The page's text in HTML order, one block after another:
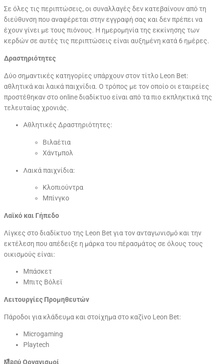
Σε όλες τις περιπτώσεις, οι συναλλαγές δεν κατεβαίνουν από τη
διεύθυνση που αναφέρεται στην εγγραφή σας και δεν πρέπει να
έχουν γίνει με τους πιόνους. Η ημερομηνία της εκκίνησης των
κερδών σε αυτές τις περιπτώσεις είναι αυξημένη κατά 6 ημέρες.
Δραστηριότητες
Δύο σημαντικές κατηγορίες υπάρχουν στον τίτλο Leon Bet:
αθλητικά και λαικά παιχνίδια. Ο τρόπος με τον οποίο οι εταιρείες
προστέθηκαν στο online διαδίκτυο είναι από τα πιο εκπληκτικά της
τελευταίας χρονιάς.
Αθλητικές Δραστηριότητες:
Βιλαέτια
Χάντμπολ
Λαικά παιχνίδια:
Κλοπιούντρα
Μπίνγκο
Λαϊκό και Γήπεδο
Λίγκες στο διαδίκτυο της Leon Bet για τον ανταγωνισμό και την
εκτέλεση που απέδειξε η μάρκα του πέρασμάτος σε όλους τους
οικισμούς είναι:
Μπάσκετ
Μπιτς Βόλεϊ
Λειτουργίες Προμηθευτών
Πάροδοι για κλάδευμα και στοίχημα στο καζίνο Leon Bet:
Microgaming
Playtech
Μือถύ Οργανισμοί